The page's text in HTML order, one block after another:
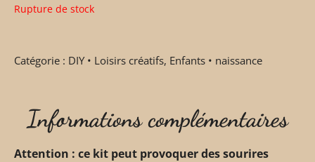
Rupture de stock
Catégorie : DIY • Loisirs créatifs, Enfants • naissance
Informations complémentaires
Attention : ce kit peut provoquer des sourires